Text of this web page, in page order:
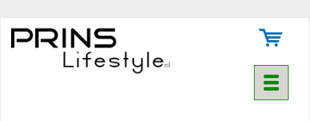
Toggle